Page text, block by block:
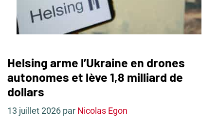
Helsing arme l’Ukraine en drones
autonomes et lève 1,8 milliard de
dollars
13 juillet 2026 par Nicolas Egon